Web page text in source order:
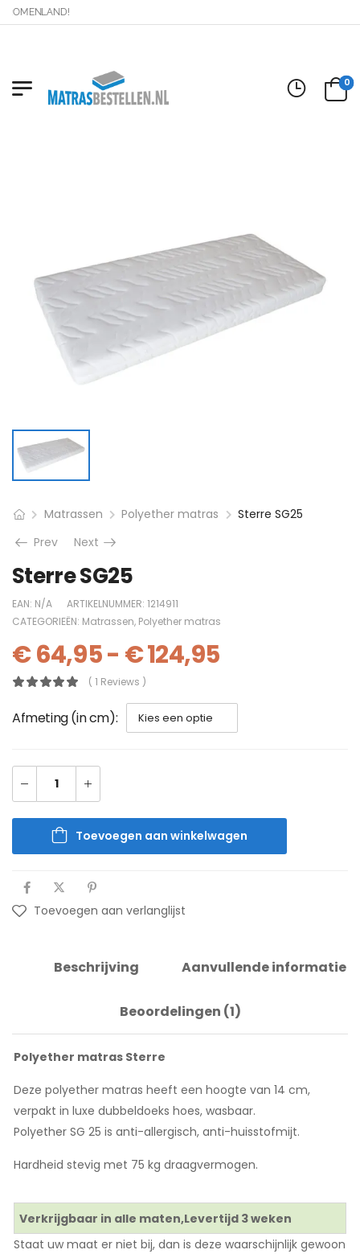
0
Matrassen Polyether matras
Sterre SG25
Prev
Next
Sterre SG25
EAN: N/A ARTIKELNUMMER: 1214911
CATEGORIEËN: Matrassen, Polyether matras
€64,95- €124,95
( 1 Reviews )
Afmeting (in cm)
Toevoegen aan winkelwagen
Toevoegen aan verlanglijst
Beschrijving Aanvullende informatie
Beoordelingen (1)
Polyether matras Sterre
Deze polyether matras heeft een hoogte van 14 cm,
verpakt in luxe dubbeldoeks hoes, wasbaar.
Polyether SG 25 is anti-allergisch, anti-huisstofmijt.
Hardheid stevig met 75 kg draagvermogen.
Verkrijgbaar in alle maten,Levertijd 3 weken
Staat uw maat er niet bij, dan is deze waarschijnlijk gewoon